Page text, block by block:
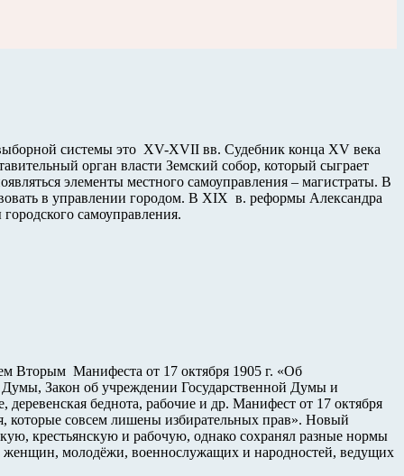
системы это XV-XVII вв. Судебник конца XV века
орган власти Земский собор, который сыграет
элементы местного самоуправления – магистраты. В
в управлении городом. В XIX в. реформы Александра
самоуправления.
Вторым Манифеста от 17 октября 1905 г. «Об
Думы, Закон об учреждении Государственной Думы и
беднота, рабочие и др. Манифест от 17 октября
которые совсем лишены избирательных прав». Новый
крестьянскую и рабочую, однако сохранял разные нормы
женщин, молодёжи, военнослужащих и народностей, ведущих